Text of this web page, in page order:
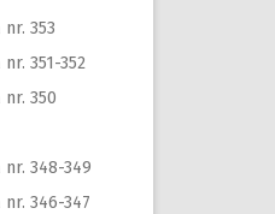
353
351-352
350
348-349
346-347